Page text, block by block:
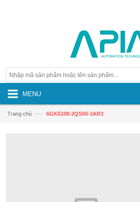
MENU
Trang chủ —› 6GK5108-2QS00-3AR3